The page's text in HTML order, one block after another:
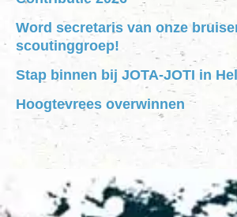
Word secretaris van onze
scoutinggroep!
Stap binnen bij JOTA-JOTI in
Hoogtevrees overwinnen